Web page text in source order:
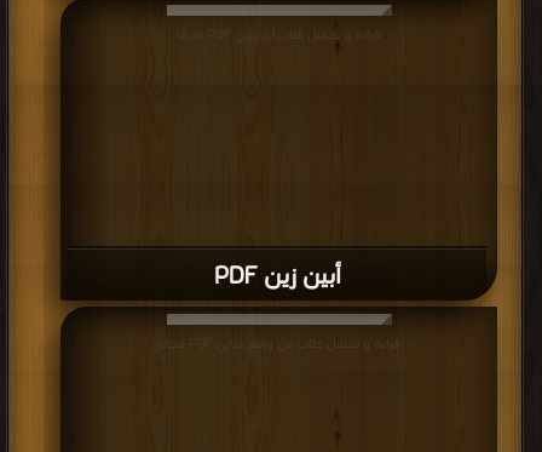
أبين زين PDF
قراءة و تحميل كتاب أبين زين PDF مجانا
قراءة و تحميل كتاب من واقع حياتي PDF مجانا